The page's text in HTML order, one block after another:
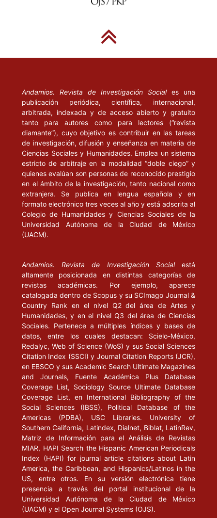
Andamios. Revista de Investigación Social es una
publicación periódica, científica, internacional,
arbitrada, indexada y de acceso abierto y gratuito
tanto para autores como para lectores (“revista
diamante”), cuyo objetivo es contribuir en las tareas
de investigación, difusión y enseñanza en materia de
Ciencias Sociales y Humanidades. Emplea un sistema
estricto de arbitraje en la modalidad “doble ciego” y
quienes evalúan son personas de reconocido prestigio
en el ámbito de la investigación, tanto nacional como
extranjera. Se publica en lengua española y en
formato electrónico tres veces al año y está adscrita al
Colegio de Humanidades y Ciencias Sociales de la
Universidad Autónoma de la Ciudad de México
(UACM).
Andamios. Revista de Investigación Socialestá
altamente posicionada en distintas categorías de
revistas académicas. Por ejemplo, aparece
catalogada dentro de Scopus y su SCImago Journal &
Country Rank en el nivel Q2 del área de Artes y
Humanidades, y en el nivel Q3 del área de Ciencias
Sociales. Pertenece a múltiples índices y bases de
datos, entre los cuales destacan: Scielo-México,
Redalyc, Web of Science (WoS) y sus Social Sciences
Citation Index (SSCI) y Journal Citation Reports (JCR),
en EBSCO y sus Academic Search Ultimate Magazines
and Journals, Fuente Académica Plus Database
Coverage List, Sociology Source Ultimate Database
Coverage List, en International Bibliography of the
Social Sciences (IBSS), Political Database of the
Americas (PDBA), USC Libraries. University of
Southern California, Latindex, Dialnet, Biblat, LatinRev,
Matriz de Información para el Análisis de Revistas
MIAR, HAPI Search the Hispanic American Periodicals
Index (HAPI) for journal article citations about Latin
America, the Caribbean, and Hispanics/Latinos in the
US, entre otros. En su versión electrónica tiene
presencia a través del portal institucional de la
Universidad Autónoma de la Ciudad de México
(UACM) y el Open Journal Systems (OJS).